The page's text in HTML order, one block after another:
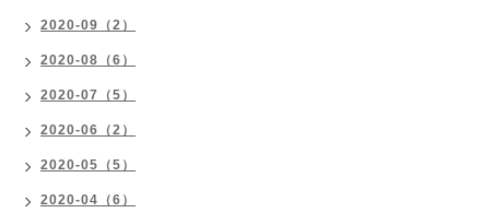
2020-09（2）
2020-08（6）
2020-07（5）
2020-06（2）
2020-05（5）
2020-04（6）